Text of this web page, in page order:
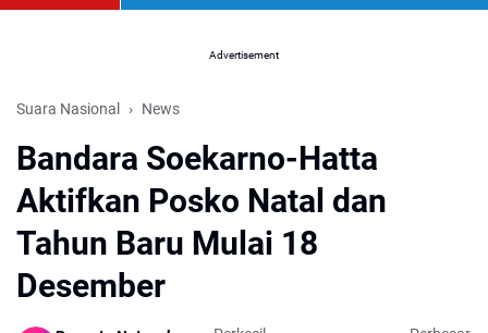
Advertisement
Suara Nasional News
Bandara Soekarno-Hatta
Aktifkan Posko Natal dan
Tahun Baru Mulai 18
Desember